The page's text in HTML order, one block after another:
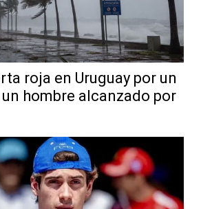
roja en Uruguay por un
hombre alcanzado por